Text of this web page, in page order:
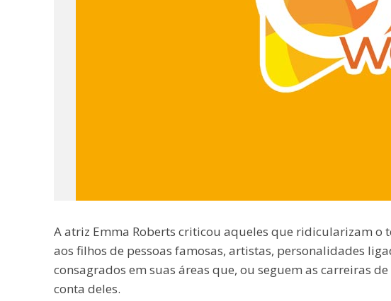
A atriz Emma Roberts criticou aqueles que ridicularizam
aos filhos de pessoas famosas, artistas, personalidades
consagrados em suas áreas que, ou seguem as carreiras
conta deles.